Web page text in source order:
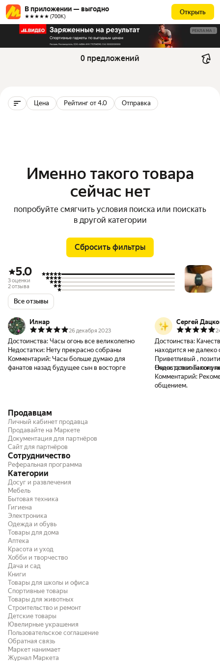
В приложении — выгодно
★★★★★ (700К)
Открыть
РЕКЛАМА
0 предложений
Цена Рейтинг от 4.0 Отправка
Именно такого товара
сейчас нет
попробуйте смягчить условия поиска или поискать
в другой категории
Сбросить фильтры
5.0
3 оценки
2 отзыва
Все отзывы
Илнар
26 декабря 2023
Достоинства: Часы огонь все великолепно
Недостатки: Нету прекрасно собраны
Комментарий: Часы больше думаю для
фанатов назад будущее сын в восторге
Сергей
Достоинства:
находится не далеко
Приветливый ,
Недостатки: Такого
Комментарий:
общением.
Продавцам
Личный кабинет продавца
Продавайте на Маркете
Документация для партнёров
Сайт для партнёров
Сотрудничество
Реферальная программа
Категории
Досуг и развлечения
Мебель
Бытовая техника
Гигиена
Электроника
Одежда и обувь
Товары для дома
Аптека
Красота и уход
Хобби и творчество
Дача и сад
Книги
Товары для школы и офиса
Спортивные товары
Товары для животных
Строительство и ремонт
Детские товары
Ювелирные украшения
Пользовательское соглашение
Обратная связь
Маркет нанимает
Журнал Маркета